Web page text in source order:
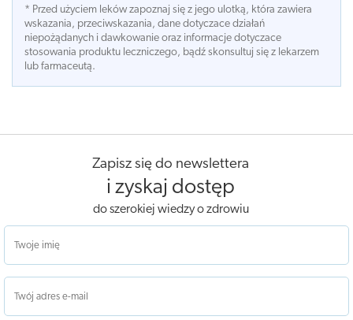
* Przed użyciem leków zapoznaj się z jego ulotką, która zawiera
wskazania, przeciwskazania, dane dotyczace działań
niepożądanych i dawkowanie oraz informacje dotyczace
stosowania produktu leczniczego, bądź skonsultuj się z lekarzem
lub farmaceutą.
Zapisz się do newslettera
i zyskaj dostęp
do szerokiej wiedzy o zdrowiu